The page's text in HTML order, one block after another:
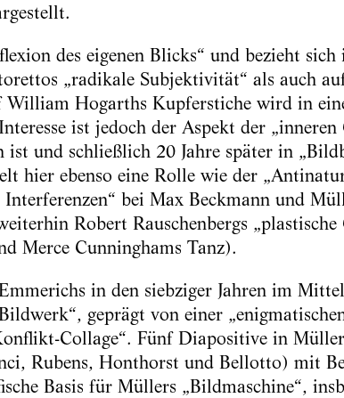
des eigenen Blicks“ und bezieht sich
„radikale Subjektivität“ als auch
Hogarths Kupferstiche wird in
ist jedoch der Aspekt der
und schließlich 20 Jahre später in
hier ebenso eine Rolle wie der
bei Max Beckmann und
Robert Rauschenbergs
Merce Cunninghams Tanz).
in den siebziger Jahren im
geprägt von einer
Collage“. Fünf Diapositive in
Rubens, Honthorst und Bellotto) mit
Basis für Müllers „Bildmaschine“,